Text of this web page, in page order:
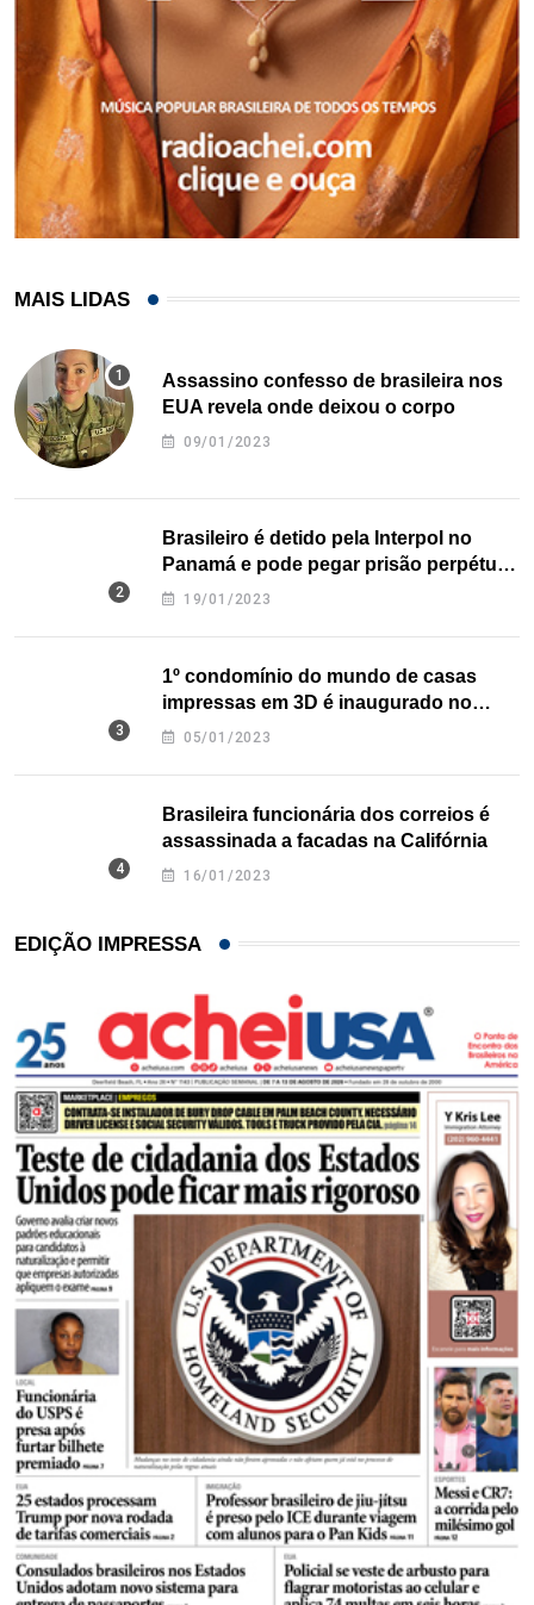
MAIS LIDAS
Assassino confesso de brasileira nos
EUA revela onde deixou o corpo
09/01/2023
Brasileiro é detido pela Interpol no
Panamá e pode pegar prisão perpétua
nos EUA
19/01/2023
1º condomínio do mundo de casas
impressas em 3D é inaugurado no
Texas
05/01/2023
Brasileira funcionária dos correios é
assassinada a facadas na Califórnia
16/01/2023
EDIÇÃO IMPRESSA